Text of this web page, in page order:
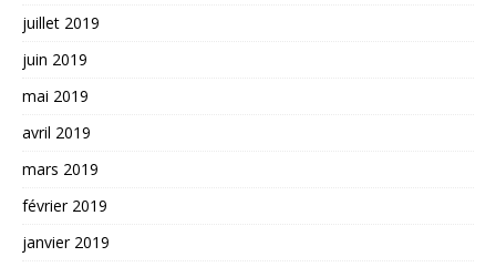
juillet 2019
juin 2019
mai 2019
avril 2019
mars 2019
février 2019
janvier 2019